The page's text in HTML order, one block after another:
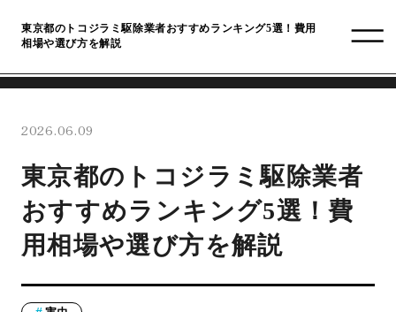
東京都のトコジラミ駆除業者おすすめランキング5選！費用
相場や選び方を解説
2026.06.09
東京都のトコジラミ駆除業者
おすすめランキング5選！費
用相場や選び方を解説